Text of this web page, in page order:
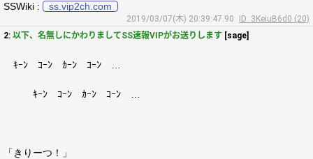
SSWiki :
ss.vip2ch.com
2019/03/07(木) 20:39:47.90
ID: 3KeiuB6d0 (20)
2: 以下、名無しにかわりましてSS速報VIPがお送りします [sage]
ｷｰﾝ ｺｰﾝ ｶｰﾝ ｺｰﾝ …
ｷｰﾝ ｺｰﾝ ｶｰﾝ ｺｰﾝ …
「きりーつ！」